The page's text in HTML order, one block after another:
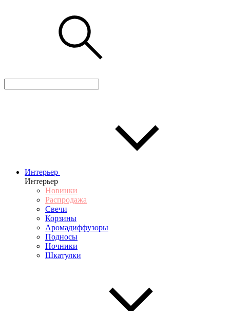
Интерьер
Интерьер
Новинки
Распродажа
Свечи
Корзины
Аромадиффузоры
Подносы
Ночники
Шкатулки